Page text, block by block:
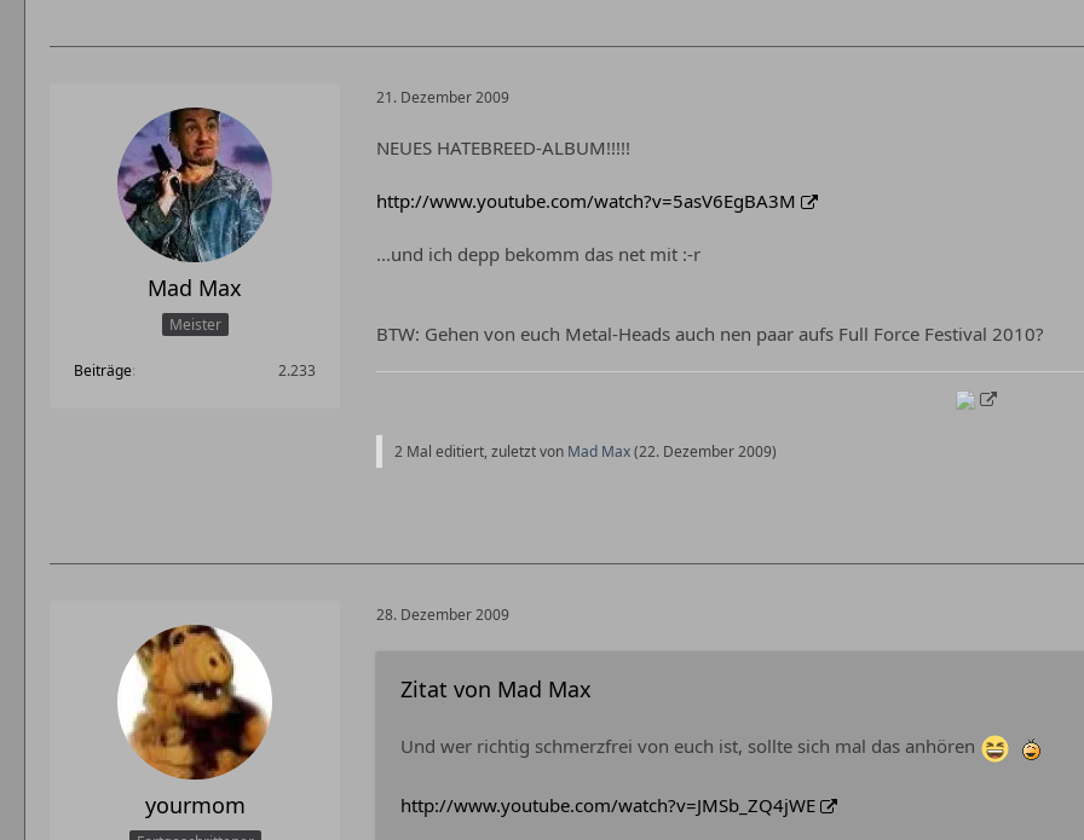
Mad Max
Meister
Beiträge 2.233
21. Dezember 2009
NEUES HATEBREED-ALBUM!!!!!
http://www.youtube.com/watch?v=5asV6EgBA3M
...und ich depp bekomm das net mit :-r
BTW: Gehen von euch Metal-Heads auch nen paar aufs Full Force Festival 2010?
2 Mal editiert, zuletzt von Mad Max(22. Dezember 2009)
yourmom
28. Dezember 2009
Zitat von Mad Max
Und wer richtig schmerzfrei von euch ist, sollte sich mal das anhören
http://www.youtube.com/watch?v=JMSb_ZQ4jWE